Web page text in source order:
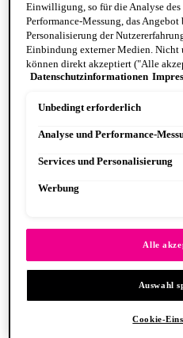
Fat Cheeks
Body Oils
Fragrance
Body Butter + Lotion
Suga Baddie
PINSEL & TOOLS
Alle anzeigen PINSEL &
Foundation Pinsel
Lidschatten Pinsel
Glitzer
Makeup Schwämme
Einwilligung, so für die Analyse
Performance-Messung, das
Personalisierung der
Einbindung externer Medien.
können direkt akzeptiert ("Alle
Einwilligung fortfahren") werden.
speichern"). Die Auswahl kann
Datenschutzinformationen.
Datenschutzinformationen
Unbedingt erforderlich
Analyse und Performance-
Services und Personalisierung
Werbung
Alle
Auswahl
Cookie-